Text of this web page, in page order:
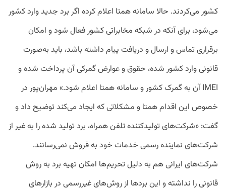
کشور می‌کردند. حالا سامانه همتا اعلام کرده اگر برد جدید وارد کشور
می‌شود، برای آنکه در شبکه مخابراتی کشور فعال شود و امکان
برقراری تماس و ارسال و دریافت پیام داشته باشد، باید به‌صورت
قانونی وارد کشور شده، حقوق و عوارض گمرکی آن پرداخت شده و
IMEI آن به گمرک کشور و سامانه همتا اعلام شود.» مهران‌پور در
خصوص این اقدام همتا و مشکلاتی که ایجاد می‌کند توضیح داد و
گفت: «شرکت‌های تولیدکننده تلفن همراه، برد تولید شده را به غیر از
شرکت‌های نماینده رسمی خدمات خود به فروش نمی‌رسانند.
شرکت‌های ایرانی هم به دلیل تحریم‌ها امکان تهیه برد به روش
قانونی را نداشته و این برد‌ها از روش‌های غیررسمی در بازار‌های